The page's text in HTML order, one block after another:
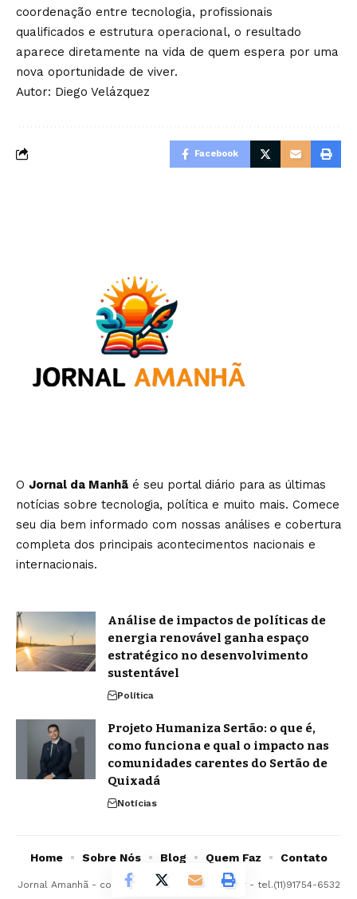
coordenação entre tecnologia, profissionais
qualificados e estrutura operacional, o resultado
aparece diretamente na vida de quem espera por uma
nova oportunidade de viver.
Autor: Diego Velázquez
Facebook
O Jornal da Manhã é seu portal diário para as últimas
notícias sobre tecnologia, política e muito mais. Comece
seu dia bem informado com nossas análises e cobertura
completa dos principais acontecimentos nacionais e
internacionais.
Análise de impactos de políticas de
energia renovável ganha espaço
estratégico no desenvolvimento
sustentável
Política
Projeto Humaniza Sertão: o que é,
como funciona e qual o impacto nas
comunidades carentes do Sertão de
Quixadá
Notícias
Jornal Amanhã - contato@jornalamanha.com.br- tel.(11)91754-6532
Home Sobre Nós Blog Quem Faz Contato